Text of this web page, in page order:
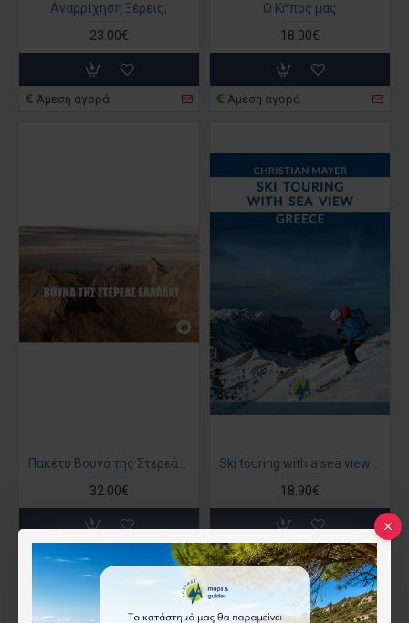
Αναρρίχηση Ξέρεις;
23.00€
Άμεση αγορά
Ο Κήπος μας
18.00€
Άμεση αγορά
32.00€
Άμεση αγορά
18.90€
Άμεση αγορά